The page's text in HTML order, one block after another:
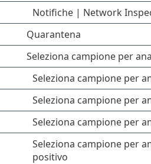
Notifiche | Network
Quarantena
Seleziona campione per
Seleziona campione per
Seleziona campione per
Seleziona campione per
Seleziona campione per
positivo